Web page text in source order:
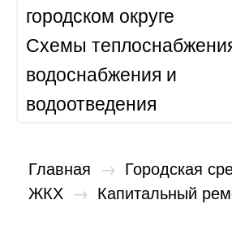
городском округе
Схемы
водоснабжения и
водоотведения
Главная → Городская
ЖКХ → Капитальный